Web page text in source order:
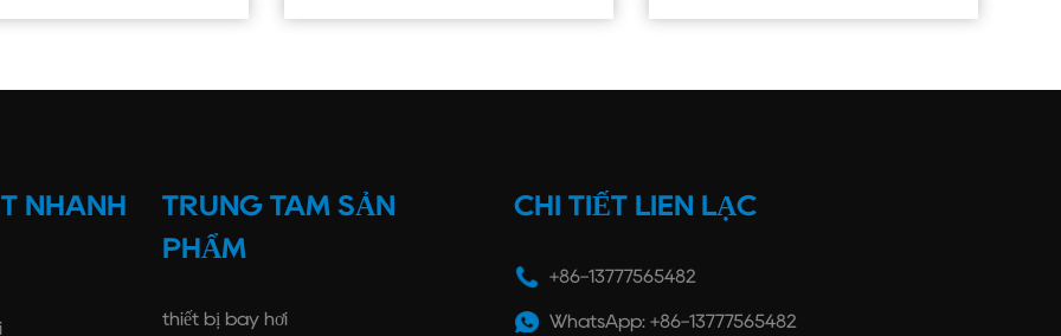
NHANH
TRUNG TÂM SẢN
PHẨM
thiết bị bay hơi
CHI TIẾT LIÊN LẠC
+86-13777565482
WhatsApp: +86-13777565482